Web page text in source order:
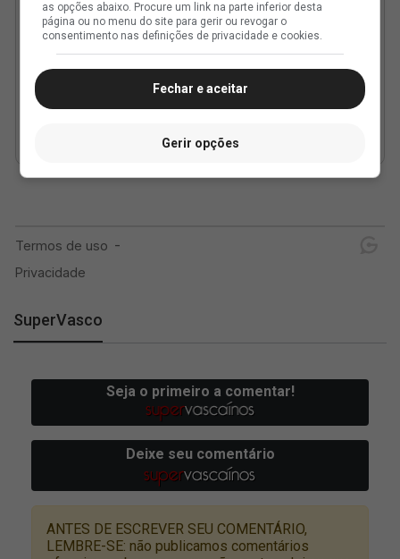
SuperVasco
as opções abaixo. Procure um link na parte inferior desta
página ou no menu do site para gerir ou revogar o
consentimento nas definições de privacidade e cookies.
Fechar e aceitar
Gerir opções